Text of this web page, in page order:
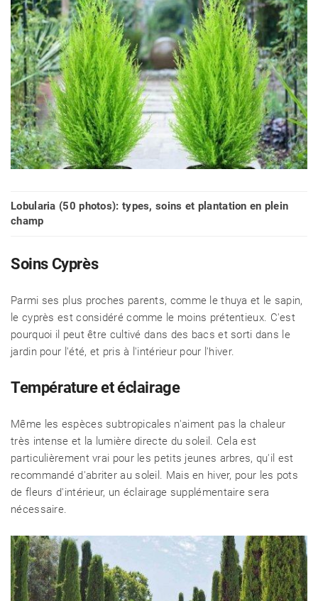
Lobularia (50 photos): types, soins et plantation en plein
champ
Soins Cyprès
Parmi ses plus proches parents, comme le thuya et le sapin,
le cyprès est considéré comme le moins prétentieux. C'est
pourquoi il peut être cultivé dans des bacs et sorti dans le
jardin pour l'été, et pris à l'intérieur pour l'hiver.
Température et éclairage
Même les espèces subtropicales n'aiment pas la chaleur
très intense et la lumière directe du soleil. Cela est
particulièrement vrai pour les petits jeunes arbres, qu'il est
recommandé d'abriter au soleil. Mais en hiver, pour les pots
de fleurs d'intérieur, un éclairage supplémentaire sera
nécessaire.